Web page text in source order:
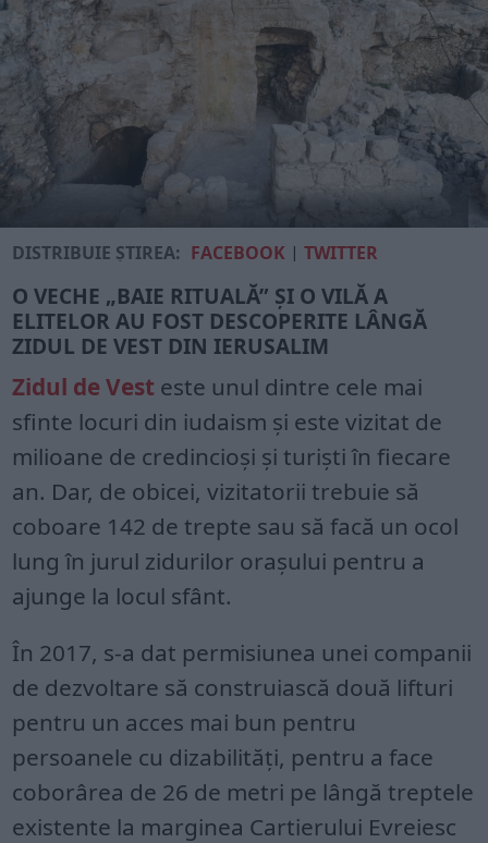
DISTRIBUIE ȘTIREA: FACEBOOK |TWITTER
O VECHE „BAIE RITUALĂ” ȘI O VILĂ A
ELITELOR AU FOST DESCOPERITE LÂNGĂ
ZIDUL DE VEST DIN IERUSALIM
Zidul de Vest este unul dintre cele mai
sfinte locuri din iudaism și este vizitat de
milioane de credincioși și turiști în fiecare
an. Dar, de obicei, vizitatorii trebuie să
coboare 142 de trepte sau să facă un ocol
lung în jurul zidurilor orașului pentru a
ajunge la locul sfânt.
În 2017, s-a dat permisiunea unei companii
de dezvoltare să construiască două lifturi
pentru un acces mai bun pentru
persoanele cu dizabilități, pentru a face
coborârea de 26 de metri pe lângă treptele
existente la marginea Cartierului Evreiesc